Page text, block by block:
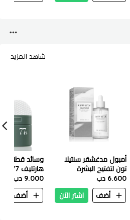
شاهد المزيد
أمبول مدغشقر سنتيلا
تون لتفتيح البشرة
بالكبسولات 100 مل
6.600 دب
أضف
اشتر الآن
وسائد قطنية
70 وسادة
9.000 دب
أضف